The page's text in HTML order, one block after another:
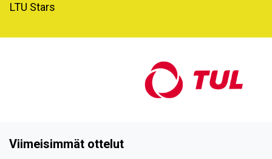
LTU Stars
Viimeisimmät ottelut